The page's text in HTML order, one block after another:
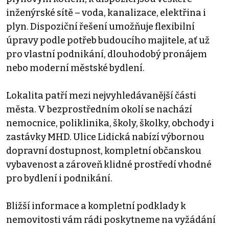
inženýrské sítě – voda, kanalizace, elektřina i
plyn. Dispoziční řešení umožňuje flexibilní
úpravy podle potřeb budoucího majitele, ať už
pro vlastní podnikání, dlouhodobý pronájem
nebo moderní městské bydlení.
Lokalita patří mezi nejvyhledávanější části
města. V bezprostředním okolí se nachází
nemocnice, poliklinika, školy, školky, obchody i
zastávky MHD. Ulice Lidická nabízí výbornou
dopravní dostupnost, kompletní občanskou
vybavenost a zároveň klidné prostředí vhodné
pro bydlení i podnikání.
Bližší informace a kompletní podklady k
nemovitosti vám rádi poskytneme na vyžádání